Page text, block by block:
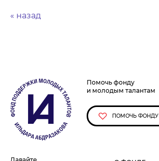
« назад
Помочь фонду
и молодым талантам
ПОМОЧЬ ФОНДУ